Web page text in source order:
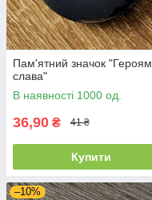
Пам'ятний значок "Героям
слава"
В наявності 1000 од.
36,90 ₴ 41 ₴
Купити
–10%